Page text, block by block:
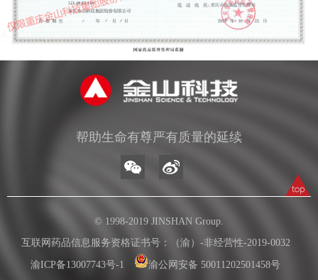
帮助生命有尊严有质量的延续
© 1998-2019 JINSHAN Group.
互联网药品信息服务资格证书号：（渝）-非经营性-2019-0032
渝ICP备13007743号-1
渝公网安备 50011202501458号